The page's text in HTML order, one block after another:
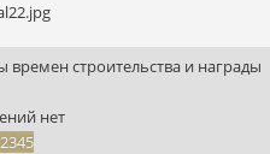
времен строительства и награды
нет